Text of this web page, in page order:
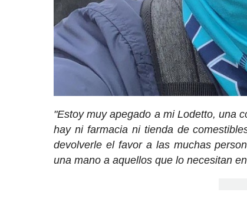
"Estoy muy apegado a mi Lodetto, una
hay ni farmacia ni tienda de
devolverle el favor a las muchas
una mano a aquellos que lo necesitan